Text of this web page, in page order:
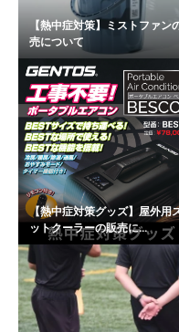
【熱中症対策】ミストファン
売について
【熱中症対策グッズ】屋外用
ットクーラーの販売に...